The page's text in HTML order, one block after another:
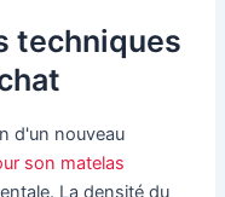
techniques
d'un nouveau
son matelas
La densité du